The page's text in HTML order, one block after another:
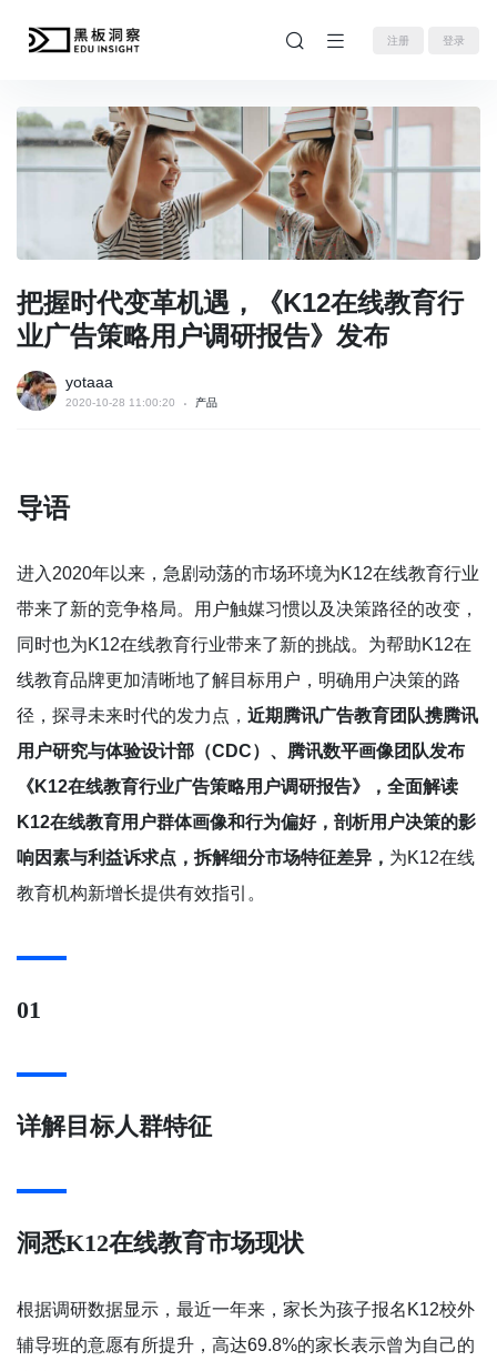
注册 登录
把握时代变革机遇，《K12在线教育行
业广告策略用户调研报告》发布
yotaaa
2020-10-28 11:00:20 产品
导语
进入2020年以来，急剧动荡的市场环境为K12在线教育行业
带来了新的竞争格局。用户触媒习惯以及决策路径的改变，
同时也为K12在线教育行业带来了新的挑战。为帮助K12在
线教育品牌更加清晰地了解目标用户，明确用户决策的路
径，探寻未来时代的发力点， 近期腾讯广告教育团队携腾讯
用户研究与体验设计部（CDC）、腾讯数平画像团队发布
《K12在线教育行业广告策略用户调研报告》，全面解读
K12在线教育用户群体画像和行为偏好，剖析用户决策的影
响因素与利益诉求点，拆解细分市场特征差异， 为K12在线
教育机构新增长提供有效指引。
01
详解目标人群特征
洞悉K12在线教育市场现状
根据调研数据显示，最近一年来，家长为孩子报名K12校外
辅导班的意愿有所提升，高达69.8%的家长表示曾为自己的